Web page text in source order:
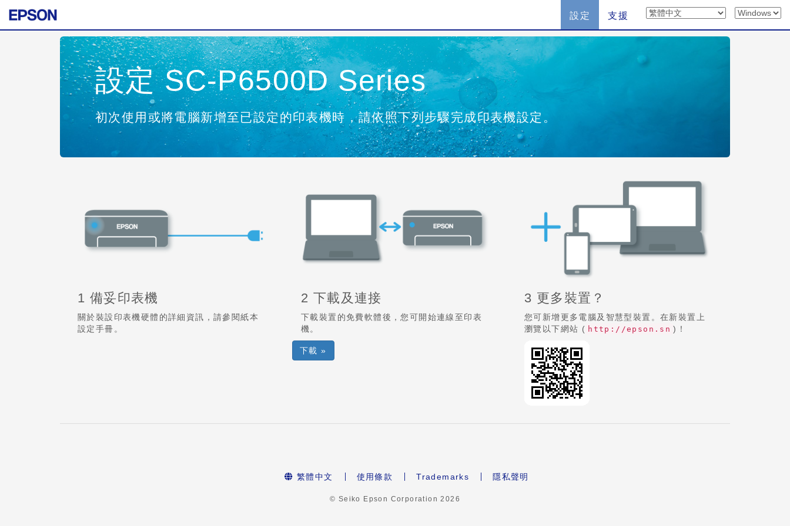
設定 支援
設定 SC-P6500D Series
初次使用或將電腦新增至已設定的印表機時，請依照下列步驟完成印表機設定。
1 備妥印表機
關於裝設印表機硬體的詳細資訊，請參閱紙本
設定手冊。
2 下載及連接
下載裝置的免費軟體後，您可開始連線至印表
機。
下載 »
3 更多裝置？
您可新增更多電腦及智慧型裝置。在新裝置上
瀏覽以下網站 ( http://epson.sn )！
繁體中文 使用條款 Trademarks 隱私聲明
© Seiko Epson Corporation 2026